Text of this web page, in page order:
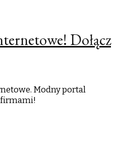
Dołącz
Modny portal